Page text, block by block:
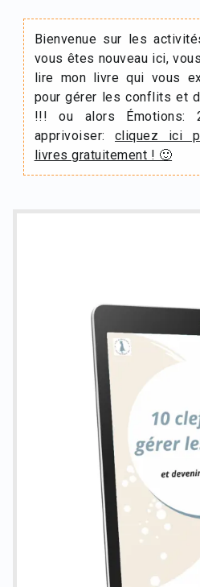
Bienvenue sur les
vous êtes nouveau ici,
lire mon livre qui vous
pour gérer les conflits et
!!! ou alors Émotions:
apprivoiser: cliquez ici
livres gratuitement ! 🙂